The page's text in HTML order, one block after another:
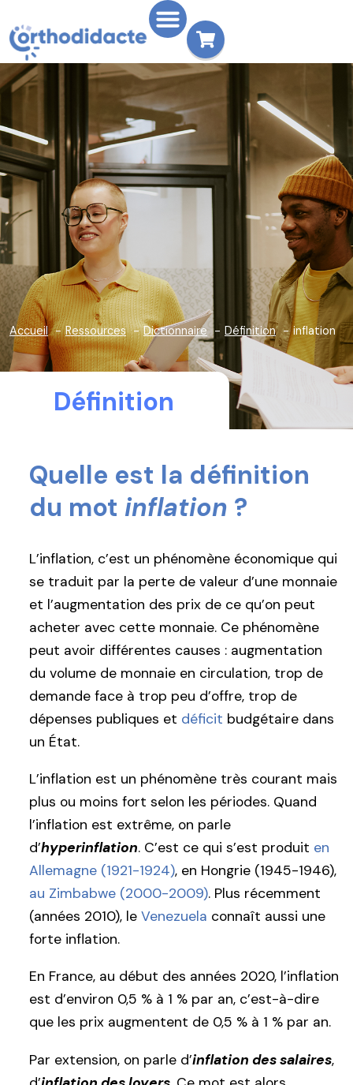
Accueil Ressources Dictionnaire Définition inflation
Définition
Quelle est la définition
du mot inflation ?
L’inflation, c’est un phénomène économique qui
se traduit par la perte de valeur d’une monnaie
et l’augmentation des prix de ce qu’on peut
acheter avec cette monnaie. Ce phénomène
peut avoir différentes causes : augmentation
du volume de monnaie en circulation, trop de
demande face à trop peu d’offre, trop de
dépenses publiques et déficit budgétaire dans
un État.
L’inflation est un phénomène très courant mais
plus ou moins fort selon les périodes. Quand
l’inflation est extrême, on parle
d’hyperinflation. C’est ce qui s’est produit en
Allemagne (1921-1924), en Hongrie (1945-1946),
au Zimbabwe (2000-2009). Plus récemment
(années 2010), le Venezuela connaît aussi une
forte inflation.
En France, au début des années 2020, l’inflation
est d’environ 0,5 % à 1 % par an, c’est-à-dire
que les prix augmentent de 0,5 % à 1 % par an.
Par extension, on parle d’inflation des salaires,